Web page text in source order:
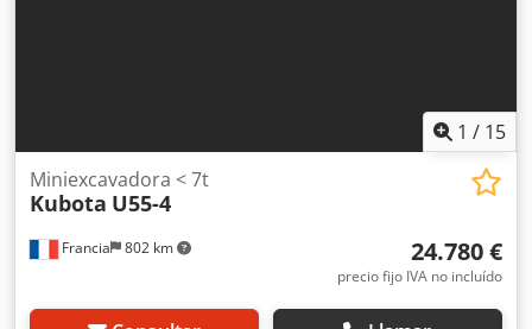
1 / 15
Francia 802 km
Miniexcavadora < 7t
Kubota U55-4
24.780 €
precio fijo IVA no incluído